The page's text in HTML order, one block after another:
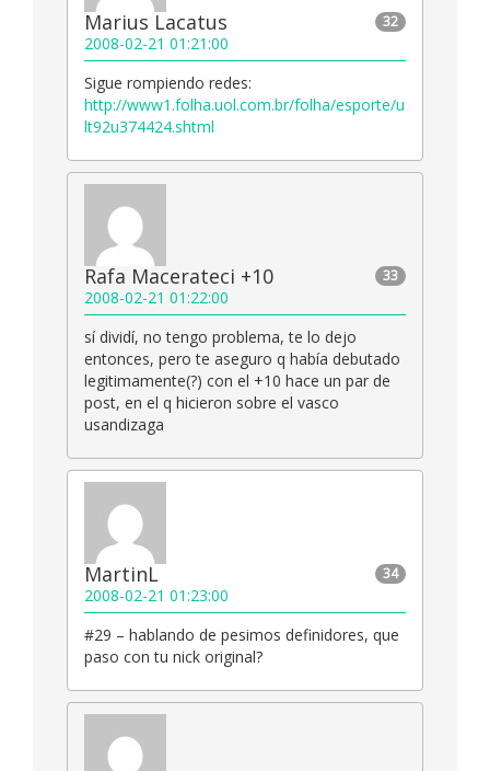
32
Marius Lacatus
2008-02-21 01:21:00
Sigue rompiendo redes:
http://www1.folha.uol.com.br/folha/esporte/u
lt92u374424.shtml
33
Rafa Macerateci +10
2008-02-21 01:22:00
sí dividí, no tengo problema, te lo dejo
entonces, pero te aseguro q había debutado
legitimamente(?) con el +10 hace un par de
post, en el q hicieron sobre el vasco
usandizaga
34
MartinL
2008-02-21 01:23:00
#29 – hablando de pesimos definidores, que
paso con tu nick original?